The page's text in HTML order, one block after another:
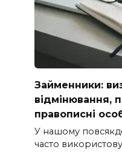
Займенники:
відмінювання,
правописні
У нашому
часто